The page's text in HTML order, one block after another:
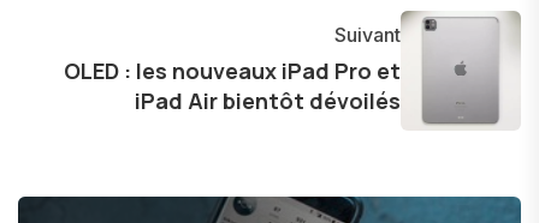
l'exploration constante des frontières de la
technologie me permet de présenter aux
lecteurs un aperçu captivant de ce que le futur
Suivant
OLED : les nouveaux iPad Pro et
iPad Air bientôt dévoilés